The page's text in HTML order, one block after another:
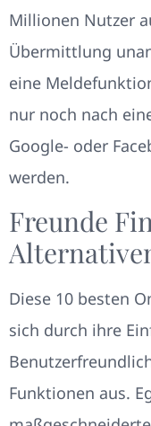
Millionen Nutzer
Übermittlung
eine
nur noch nach
Google- oder
werden.
Freunde
Diese 10 besten
sich durch ihre
Funktionen aus.